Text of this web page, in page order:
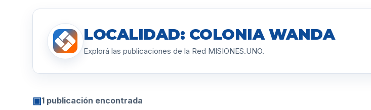
LOCALIDAD: COLONIA WANDA
Explorá las publicaciones de la Red MISIONES.UNO.
▣1 publicación encontrada